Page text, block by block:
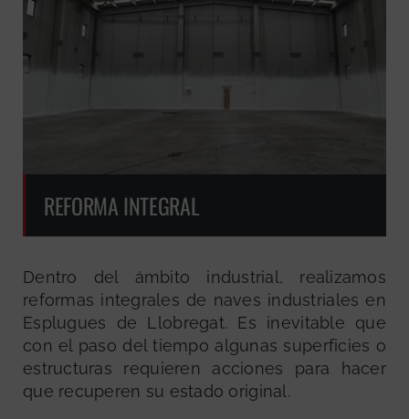
REFORMA INTEGRAL
Dentro del ámbito industrial, realizamos
reformas integrales de naves industriales en
Esplugues de Llobregat. Es inevitable que
con el paso del tiempo algunas superficies o
estructuras requieren acciones para hacer
que recuperen su estado original.